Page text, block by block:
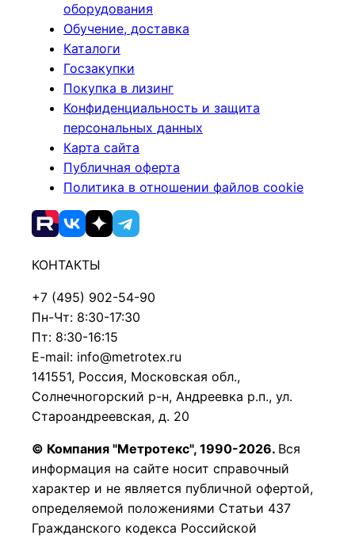
оборудования
Обучение, доставка
Каталоги
Госзакупки
Покупка в лизинг
Конфиденциальность и защита
персональных данных
Карта сайта
Публичная оферта
Политика в отношении файлов cookie
КОНТАКТЫ
+7 (495) 902-54-90
Пн-Чт: 8:30-17:30
Пт: 8:30-16:15
E-mail: info@metrotex.ru
141551, Россия, Московская обл.,
Солнечногорский р-н, Андреевка р.п., ул.
Староандреевская, д. 20
© Компания "Метротекс", 1990-2026. Вся
информация на сайте носит справочный
характер и не является публичной офертой,
определяемой положениями Статьи 437
Гражданского кодекса Российской